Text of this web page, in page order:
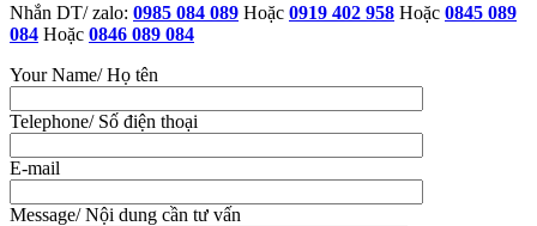
Nhắn DT/ zalo: 0985 084 089 Hoặc 0919 402 958 Hoặc 0845 089
084 Hoặc 0846 089 084
Your Name/ Họ tên
Telephone/ Số điện thoại
E-mail
Message/ Nội dung cần tư vấn